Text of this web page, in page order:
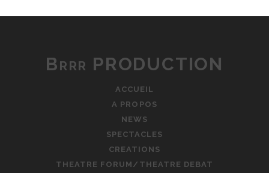
Brrr PRODUCTION
ACCUEIL
A PROPOS
NEWS
SPECTACLES
CREATIONS
THEATRE FORUM/THEATRE DEBAT